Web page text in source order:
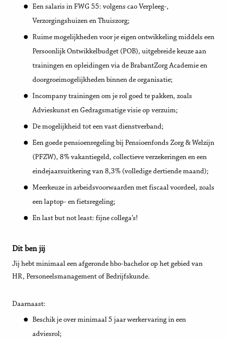
Een salaris in FWG 55: volgens cao Verpleeg-,
Verzorgingshuizen en Thuiszorg;
Ruime mogelijkheden voor je eigen ontwikkeling middels een
Persoonlijk Ontwikkelbudget (POB), uitgebreide keuze aan
trainingen en opleidingen via de BrabantZorg Academie en
doorgroeimogelijkheden binnen de organisatie;
Incompany trainingen om je rol goed te pakken, zoals
Advieskunst en Gedragsmatige visie op verzuim;
De mogelijkheid tot een vast dienstverband;
Een goede pensioenregeling bij Pensioenfonds Zorg & Welzijn
(PFZW), 8% vakantiegeld, collectieve verzekeringen en een
eindejaarsuitkering van 8,3% (volledige dertiende maand);
Meerkeuze in arbeidsvoorwaarden met fiscaal voordeel, zoals
een laptop- en fietsregeling;
En last but not least: fijne collega’s!
Dit ben jij
Jij hebt minimaal een afgeronde hbo-bachelor op het gebied van
HR, Personeelsmanagement of Bedrijfskunde.
Daarnaast:
Beschik je over minimaal 5 jaar werkervaring in een
adviesrol;